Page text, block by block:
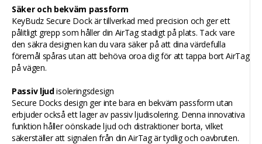
Säker och bekväm passform
KeyBudz Secure Dock är tillverkad med precision och ger ett
pålitligt grepp som håller din AirTag stadigt på plats. Tack vare
den säkra designen kan du vara säker på att dina värdefulla
föremål spåras utan att behöva oroa dig för att tappa bort AirTag
på vägen.
Passiv ljudisoleringsdesign
Secure Docks design ger inte bara en bekväm passform utan
erbjuder också ett lager av passiv ljudisolering. Denna innovativa
funktion håller oönskade ljud och distraktioner borta, vilket
säkerställer att signalen från din AirTag är tydlig och oavbruten.